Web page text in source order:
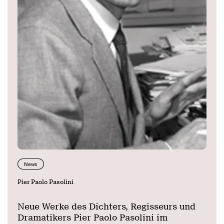
News
Pier Paolo Pasolini
Neue Werke des Dichters, Regisseurs und
Dramatikers Pier Paolo Pasolini im